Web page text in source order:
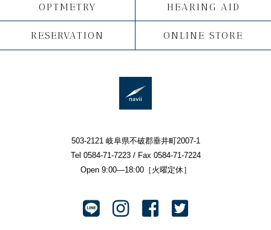
OPTMETRY HEARING AID
RESERVATION ONLINE STORE
503-2121 岐阜県不破郡垂井町2007-1
Tel 0584-71-7223 / Fax 0584-71-7224
Open 9:00—18:00［火曜定休］